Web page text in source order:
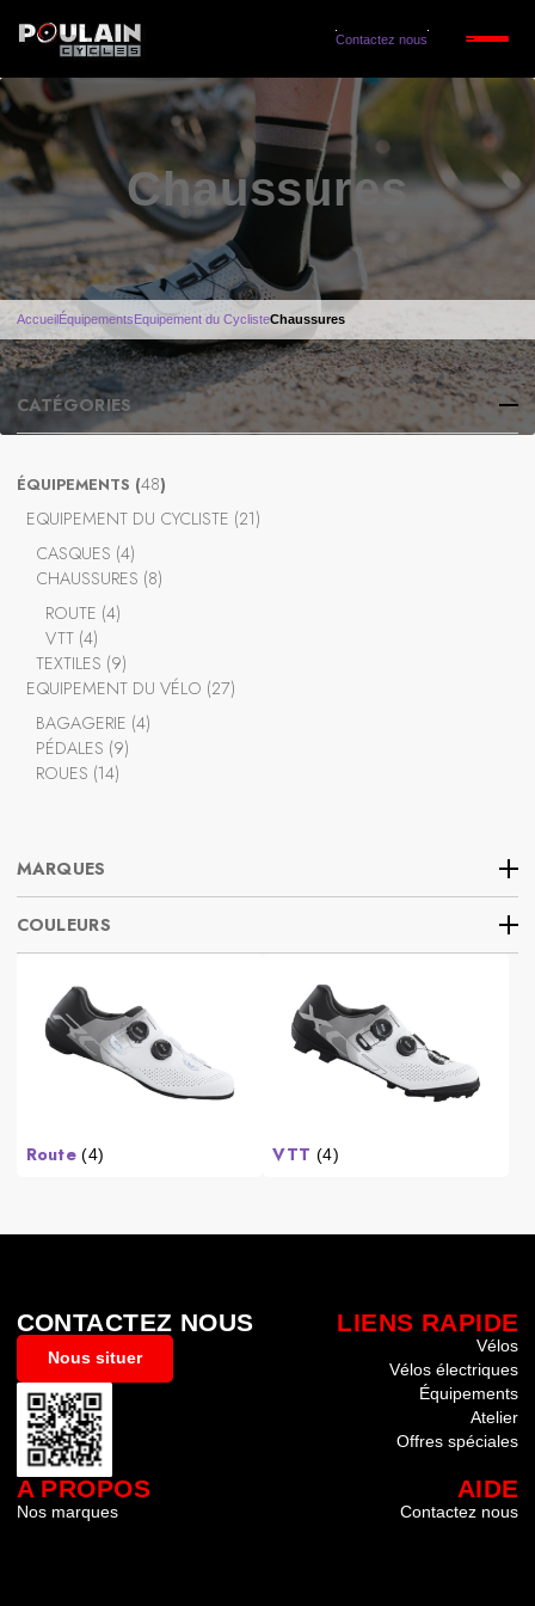
Contactez nous
Chaussures
AccueilÉquipementsEquipement du CyclisteChaussures
CATÉGORIES
ÉQUIPEMENTS 4848
produits
EQUIPEMENT DU CYCLISTE 2121
CASQUES 44
produits
CHAUSSURES 88
ROUTE 44
VTT 44
produits
TEXTILES 99
produits
EQUIPEMENT DU VÉLO 2727
BAGAGERIE 44
PÉDALES 99
ROUES 1414
MARQUES
COULEURS
Route(4) VTT (4)
CONTACTEZ NOUS
Nous situer
LIENS RAPIDE
Vélos
Vélos électriques
Équipements
Atelier
Offres spéciales
A PROPOS
Nos marques
AIDE
Contactez nous